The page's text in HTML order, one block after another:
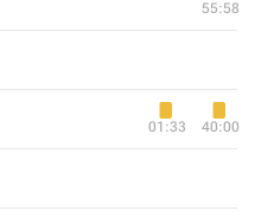
55:58
01:33 40:00